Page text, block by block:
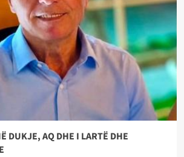
DUKJE, AQ DHE I LARTË DHE